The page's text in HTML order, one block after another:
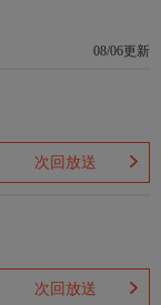
08/06更新
次回放送
次回放送